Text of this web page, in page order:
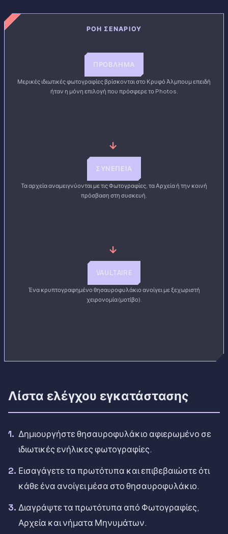
ΡΟΉ ΣΕΝΑΡΊΟΥ
ΠΡΌΒΛΗΜΑ
Μερικές ιδιωτικές φωτογραφίες βρίσκονται στο Κρυφό Άλμπουμ επειδή
ήταν η μόνη επιλογή που πρόσφερε το Photos.
→
ΣΥΝΈΠΕΙΑ
Τα αρχεία αναμειγνύονται με τις Φωτογραφίες, τα Αρχεία ή την κοινή
πρόσβαση στη συσκευή.
→
VAULTAIRE
Ένα κρυπτογραφημένο θησαυροφυλάκιο ανοίγει με ξεχωριστή
χειρονομία (μοτίβο).
Λίστα ελέγχου εγκατάστασης
Δημιουργήστε θησαυροφυλάκιο αφιερωμένο σε
ιδιωτικές ενήλικες φωτογραφίες.
Εισαγάγετε τα πρωτότυπα και επιβεβαιώστε ότι
κάθε ένα ανοίγει μέσα στο θησαυροφυλάκιο.
Διαγράψτε τα πρωτότυπα από Φωτογραφίες,
Αρχεία και νήματα Μηνυμάτων.